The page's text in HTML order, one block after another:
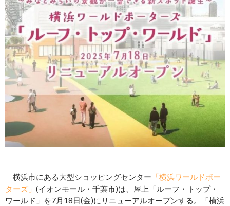
横浜市にある大型ショッピングセンター 「横浜ワールドポー
ターズ」 (イオンモール・千葉市)は、屋上「ルーフ・トップ・
ワールド」を7月18日(金)にリニューアルオープンする。「横浜